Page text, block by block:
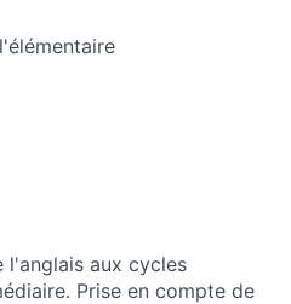
l'anglais aux cycles
Prise en compte de